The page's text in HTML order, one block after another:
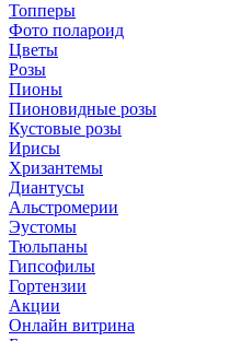
Топперы
Фото полароид
Цветы
Розы
Пионы
Пионовидные розы
Кустовые розы
Ирисы
Хризантемы
Диантусы
Альстромерии
Эустомы
Тюльпаны
Гипсофилы
Гортензии
Акции
Онлайн витрина